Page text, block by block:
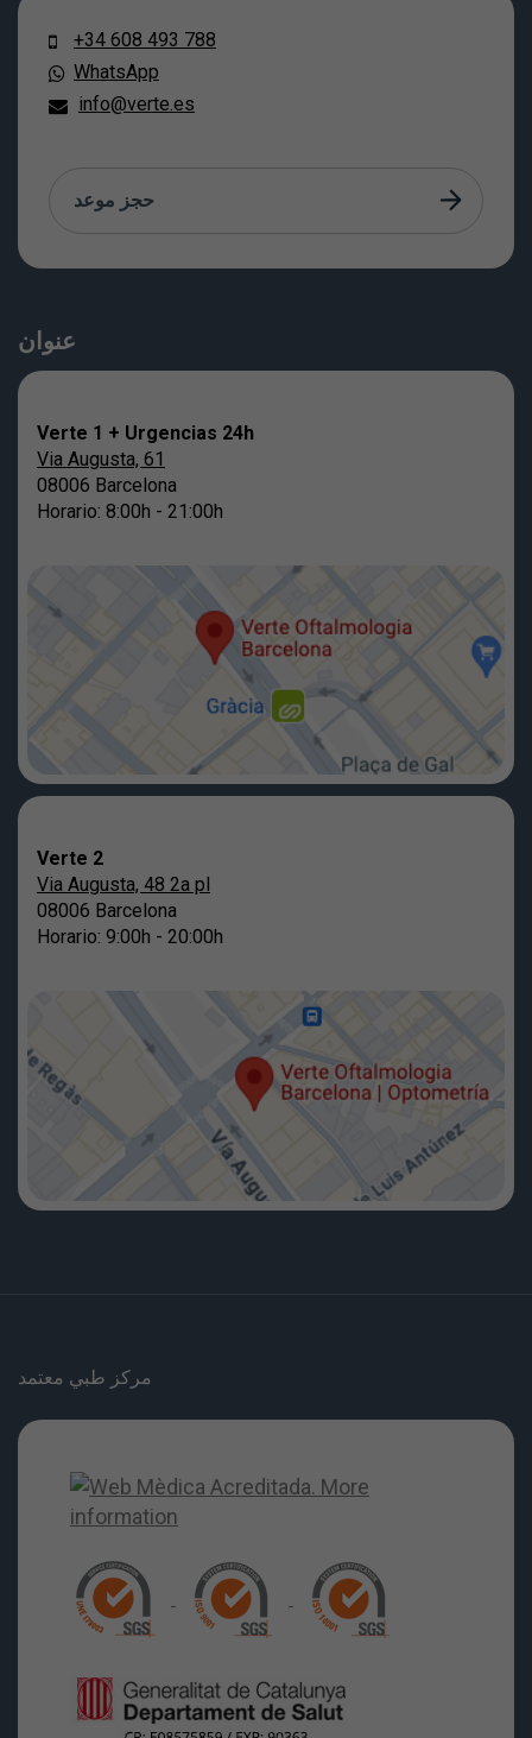
+34 608 493 788
WhatsApp
info@verte.es
حجز موعد
عنوان
Verte 1 + Urgencias 24h
Via Augusta, 61
08006 Barcelona
Horario: 8:00h - 21:00h
Verte 2
Via Augusta, 48 2a pl
08006 Barcelona
Horario: 9:00h - 20:00h
مركز طبي معتمد